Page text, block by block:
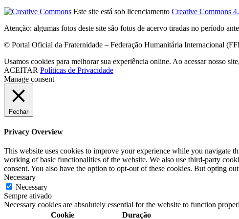
Este site está sob licenciamento Creative Commons
Atenção: algumas fotos deste site são fotos de acervo tiradas no período
© Portal Oficial da Fraternidade – Federação Humanitária Internacional
Usamos cookies para melhorar sua experiência online. Ao acessar nosso
ACEITAR Políticas de Privacidade
Manage consent
Fechar
Privacy Overview
This website uses cookies to improve your experience while you navigate
working of basic functionalities of the website. We also use third-party
consent. You also have the option to opt-out of these cookies. But opting
Necessary
Necessary
Sempre ativado
Necessary cookies are absolutely essential for the website to function
Cookie
Duração